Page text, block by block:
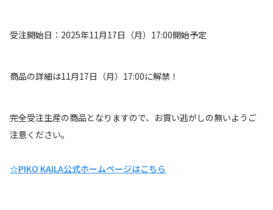
受注開始日：2025年11月17日（月）17:00開始予定
商品の詳細は11月17日（月）17:00に解禁！
完全受注生産の商品となりますので、お買い逃がしの無いようご
注意ください。
☆PIKO KAILA公式ホームページはこちら